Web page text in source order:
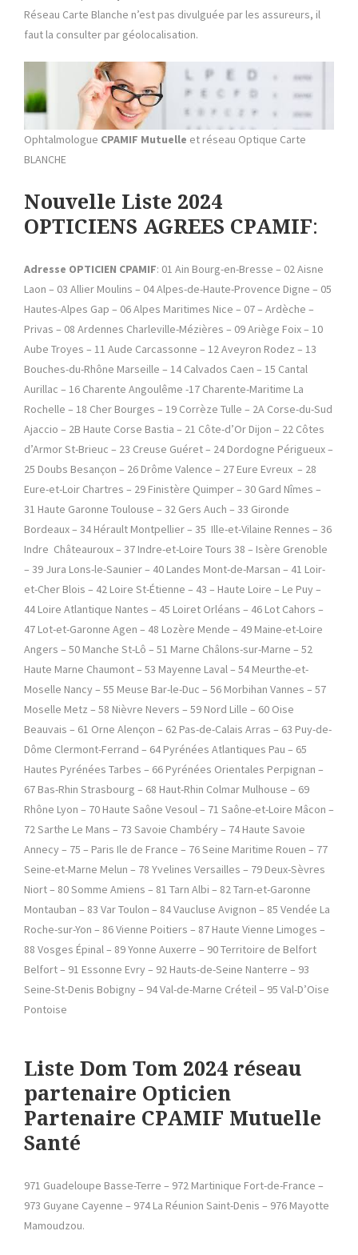
Réseau Carte Blanche n’est pas divulguée par les assureurs, il
faut la consulter par géolocalisation.
Ophtalmologue CPAMIF Mutuelle et réseau Optique Carte
BLANCHE
Nouvelle Liste 2024
OPTICIENS AGREES CPAMIF:
Adresse OPTICIEN CPAMIF: 01 Ain Bourg-en-Bresse – 02 Aisne
Laon – 03 Allier Moulins – 04 Alpes-de-Haute-Provence Digne – 05
Hautes-Alpes Gap – 06 Alpes Maritimes Nice – 07 – Ardèche –
Privas – 08 Ardennes Charleville-Mézières – 09 Ariège Foix – 10
Aube Troyes – 11 Aude Carcassonne – 12 Aveyron Rodez – 13
Bouches-du-Rhône Marseille – 14 Calvados Caen – 15 Cantal
Aurillac – 16 Charente Angoulême -17 Charente-Maritime La
Rochelle – 18 Cher Bourges – 19 Corrèze Tulle – 2A Corse-du-Sud
Ajaccio – 2B Haute Corse Bastia – 21 Côte-d’Or Dijon – 22 Côtes
d’Armor St-Brieuc – 23 Creuse Guéret – 24 Dordogne Périgueux –
25 Doubs Besançon – 26 Drôme Valence – 27 Eure Evreux – 28
Eure-et-Loir Chartres – 29 Finistère Quimper – 30 Gard Nîmes –
31 Haute Garonne Toulouse – 32 Gers Auch – 33 Gironde
Bordeaux – 34 Hérault Montpellier – 35 Ille-et-Vilaine Rennes – 36
Indre Châteauroux – 37 Indre-et-Loire Tours 38 – Isère Grenoble
– 39 Jura Lons-le-Saunier – 40 Landes Mont-de-Marsan – 41 Loir-
et-Cher Blois – 42 Loire St-Étienne – 43 – Haute Loire – Le Puy –
44 Loire Atlantique Nantes – 45 Loiret Orléans – 46 Lot Cahors –
47 Lot-et-Garonne Agen – 48 Lozère Mende – 49 Maine-et-Loire
Angers – 50 Manche St-Lô – 51 Marne Châlons-sur-Marne – 52
Haute Marne Chaumont – 53 Mayenne Laval – 54 Meurthe-et-
Moselle Nancy – 55 Meuse Bar-le-Duc – 56 Morbihan Vannes – 57
Moselle Metz – 58 Nièvre Nevers – 59 Nord Lille – 60 Oise
Beauvais – 61 Orne Alençon – 62 Pas-de-Calais Arras – 63 Puy-de-
Dôme Clermont-Ferrand – 64 Pyrénées Atlantiques Pau – 65
Hautes Pyrénées Tarbes – 66 Pyrénées Orientales Perpignan –
67 Bas-Rhin Strasbourg – 68 Haut-Rhin Colmar Mulhouse – 69
Rhône Lyon – 70 Haute Saône Vesoul – 71 Saône-et-Loire Mâcon –
72 Sarthe Le Mans – 73 Savoie Chambéry – 74 Haute Savoie
Annecy – 75 – Paris Ile de France – 76 Seine Maritime Rouen – 77
Seine-et-Marne Melun – 78 Yvelines Versailles – 79 Deux-Sèvres
Niort – 80 Somme Amiens – 81 Tarn Albi – 82 Tarn-et-Garonne
Montauban – 83 Var Toulon – 84 Vaucluse Avignon – 85 Vendée La
Roche-sur-Yon – 86 Vienne Poitiers – 87 Haute Vienne Limoges –
88 Vosges Épinal – 89 Yonne Auxerre – 90 Territoire de Belfort
Belfort – 91 Essonne Evry – 92 Hauts-de-Seine Nanterre – 93
Seine-St-Denis Bobigny – 94 Val-de-Marne Créteil – 95 Val-D’Oise
Pontoise
Liste Dom Tom 2024 réseau
partenaire Opticien
Partenaire CPAMIF Mutuelle
Santé
971 Guadeloupe Basse-Terre – 972 Martinique Fort-de-France –
973 Guyane Cayenne – 974 La Réunion Saint-Denis – 976 Mayotte
Mamoudzou.